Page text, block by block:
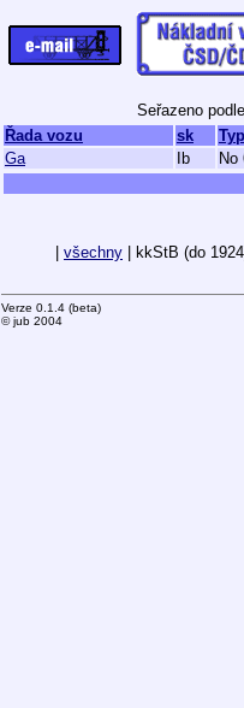
Seřazeno
Řada vozu
sk
Ga
Ib No
všechny | kkStB (do
Verze 0.1.4 (beta)
© jub 2004